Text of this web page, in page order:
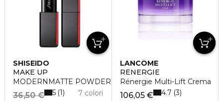
SHISEIDO
MAKE UP
MODERNMATTE POWDER LIPSTICK
36,50 € 7 colori
5 1
LANCÔME
RÉNERGIE
Rénergie Multi-Lift Crema
106,05 €
4.7 3